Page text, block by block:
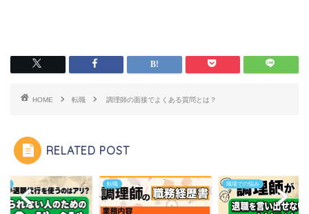
HOME 転職 調理師の面接でよくある質問とは？
RELATED POST
転職 職場での悩み